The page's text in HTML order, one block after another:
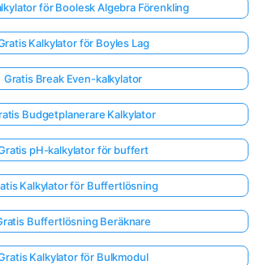
för Boolesk Algebra Förenkling
Kalkylator för Boyles Lag
Gratis Break Even-kalkylator
Budgetplanerare Kalkylator
pH-kalkylator för buffert
Kalkylator för Buffertlösning
Buffertlösning Beräknare
Kalkylator för Bulkmodul